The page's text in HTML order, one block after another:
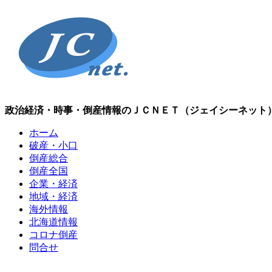
政治経済・時事・倒産情報のＪＣＮＥＴ（ジェイシーネット）
ホーム
破産・小口
倒産総合
倒産全国
企業・経済
地域・経済
海外情報
北海道情報
コロナ倒産
問合せ